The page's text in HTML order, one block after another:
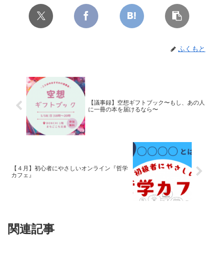
ふくもと
【議事録】空想ギフトブック〜もし、あの人
に一冊の本を届けるなら〜
【４月】初心者にやさしいオンライン『哲学
カフェ』
関連記事